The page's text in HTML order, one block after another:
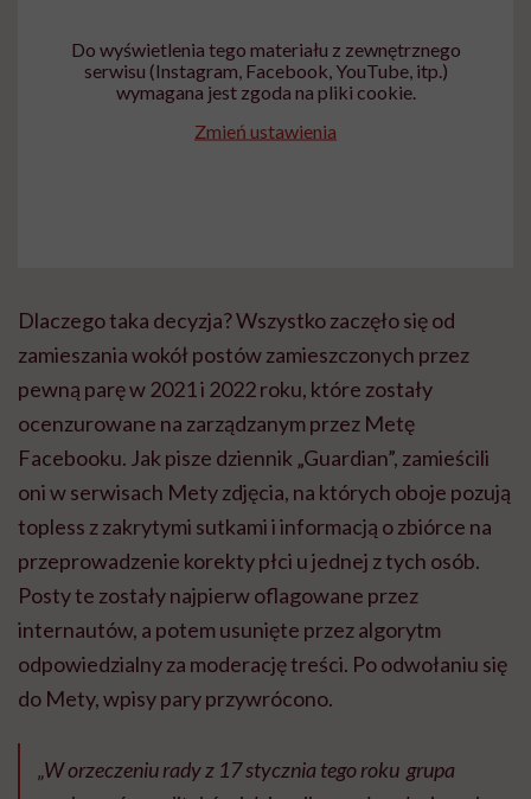
Do wyświetlenia tego materiału z zewnętrznego
serwisu (Instagram, Facebook, YouTube, itp.)
wymagana jest zgoda na pliki cookie.
Zmień ustawienia
Dlaczego taka decyzja? Wszystko zaczęło się od
zamieszania wokół postów zamieszczonych przez
pewną parę w 2021 i 2022 roku, które zostały
ocenzurowane na zarządzanym przez Metę
Facebooku. Jak pisze dziennik „Guardian”, zamieścili
oni w serwisach Mety zdjęcia, na których oboje pozują
topless z zakrytymi sutkami i informacją o zbiórce na
przeprowadzenie korekty płci u jednej z tych osób.
Posty te zostały najpierw oflagowane przez
internautów, a potem usunięte przez algorytm
odpowiedzialny za moderację treści. Po odwołaniu się
do Mety, wpisy pary przywrócono.
„W orzeczeniu rady z 17 stycznia tego roku grupa